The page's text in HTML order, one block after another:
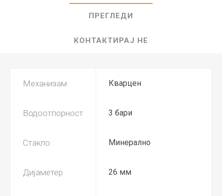
ПРЕГЛЕДИ
КОНТАКТИРАЈ НЕ
Механизам Кварцен
Водоотпорност 3 бари
Стакло Минерално
Дијаметер 26 мм